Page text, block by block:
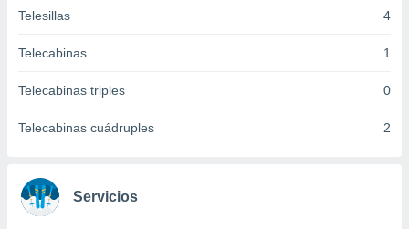
a lo que
u
datos
en
en
Telesillas 4
Telecabinas 1
Telecabinas triples 0
Telecabinas cuádruples 2
Servicios